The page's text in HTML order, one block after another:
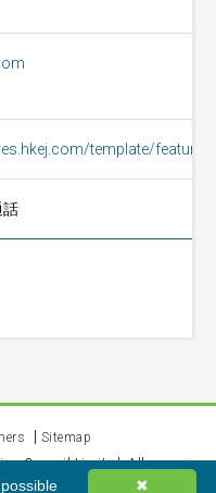
template/
話
Sitemap
Council Limited. All
✖